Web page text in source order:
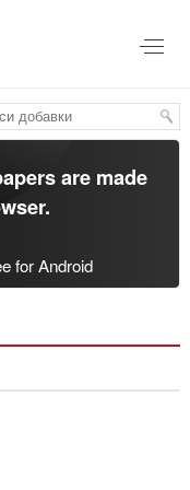
are made
.
for Android